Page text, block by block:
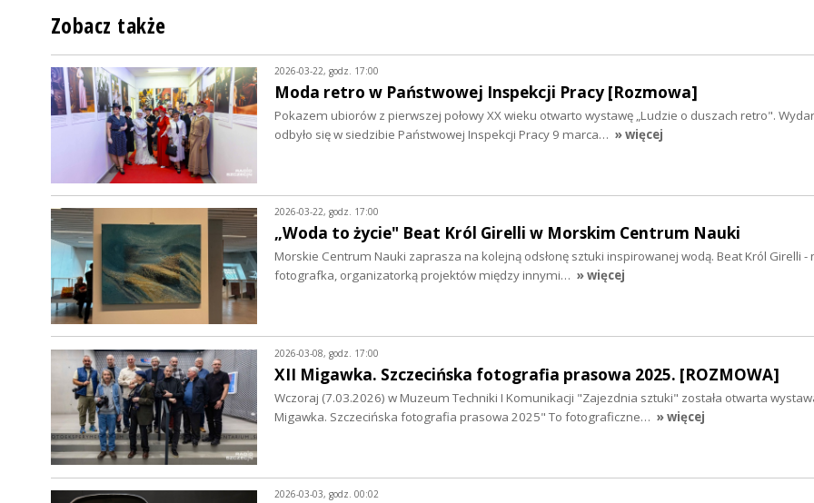
Zobacz także
2026-03-22, godz. 17:00
Moda retro w Państwowej Inspekcji Pracy [Rozmowa]
Pokazem ubiorów z pierwszej połowy XX wieku otwarto wystawę „Ludzie o duszach retro".
odbyło się w siedzibie Państwowej Inspekcji Pracy 9 marca… » więcej
2026-03-22, godz. 17:00
„Woda to życie" Beat Król Girelli w Morskim Centrum Nauki
Morskie Centrum Nauki zaprasza na kolejną odsłonę sztuki inspirowanej wodą. Beat Król Girelli -
fotografka, organizatorką projektów między innymi… » więcej
2026-03-08, godz. 17:00
XII Migawka. Szczecińska fotografia prasowa 2025. [ROZMOWA]
Wczoraj (7.03.2026) w Muzeum Techniki I Komunikacji "Zajezdnia sztuki" została otwarta
Migawka. Szczecińska fotografia prasowa 2025" To fotograficzne… » więcej
2026-03-03, godz. 00:02